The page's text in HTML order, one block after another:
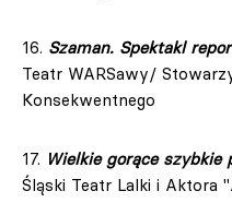
16. Szaman. Spektakl
Teatr WARSawy/
Konsekwentnego
17. Wielkie gorące szybkie
Śląski Teatr Lalki i Aktora